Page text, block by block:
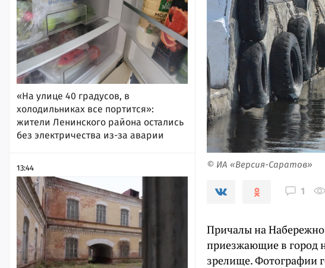
«На улице 40 градусов, в
холодильниках все портится»:
жители Ленинского района остались
без электричества из-за аварии
13:44 © ИА «Версия-Саратов»
1
Причалы на
приезжающие в город
зрелище. Фотографии